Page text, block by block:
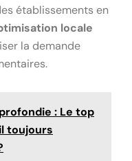
établissements en
locale
la demande
: Le top
toujours